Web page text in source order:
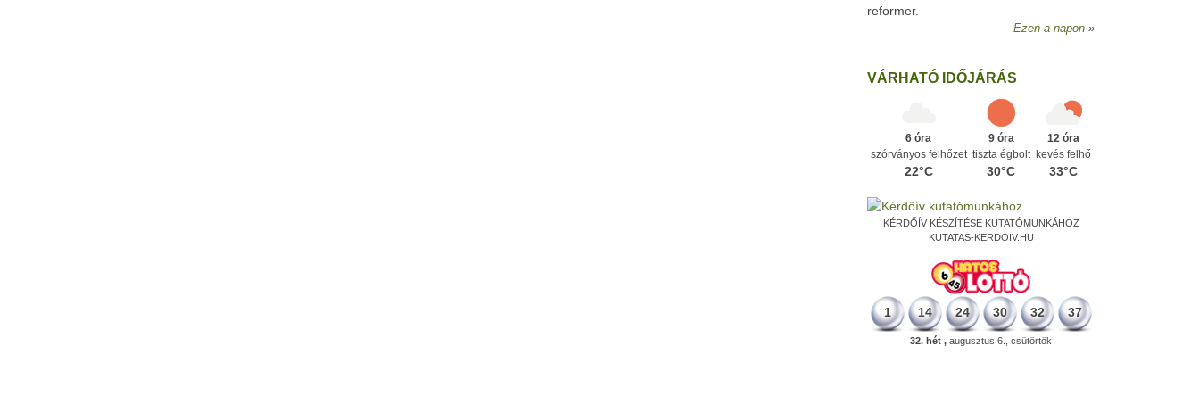
reformer.
Ezen a napon
VÁRHATÓ IDŐJÁRÁS
6 óra
szórványos felhőzet
22°C
9 óra
tiszta égbolt
30°C
12 óra
kevés felhő
33°C
KÉRDŐÍV KÉSZÍTÉSE KUTATÓMUNKÁHOZ
KUTATAS-KERDOIV.HU
1 14 24 30 32 37
32. hét , augusztus 6., csütörtök